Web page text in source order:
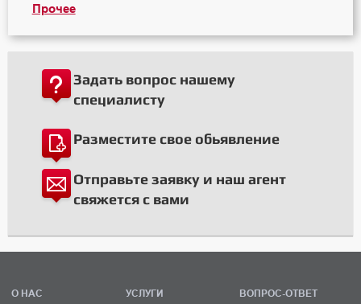
Прочее
Задать вопрос нашему
специалисту
Разместите свое обьявление
Отправьте заявку и наш агент
свяжется с вами
О НАС
УСЛУГИ
ВОПРОС-ОТВЕТ